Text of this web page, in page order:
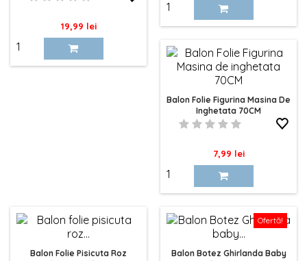
Pret
19,99 lei
Balon Folie Figurina Masina De
Inghetata 70CM
Pret
7,99 lei
Balon Folie Pisicuta Roz
Ofertă!
Balon Botez Ghirlanda Baby